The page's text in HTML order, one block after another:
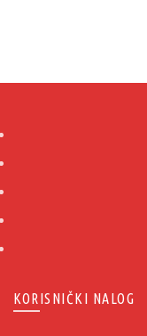
KORISNIČKI NALOG